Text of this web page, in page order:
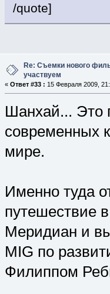
/quote]
Re: Съемки нового
участвуем
« Ответ #33 : 15 Февраля 2009,
Шанхай... Это
современных
мире.
Именно туда
путешествие
Меридиан и
MIG по
Филиппом